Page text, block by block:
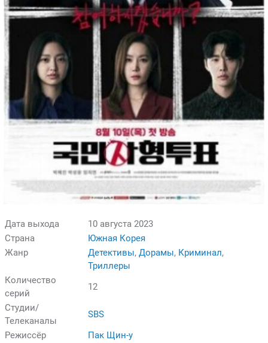
Дата выхода
10 августа 2023
Страна
Южная Корея
Жанр
Детективы, Дорамы, Криминал,
Триллеры
Количество
серий
12
Студии/
Телеканалы
SBS
Режиссёр
Пак Щин-у